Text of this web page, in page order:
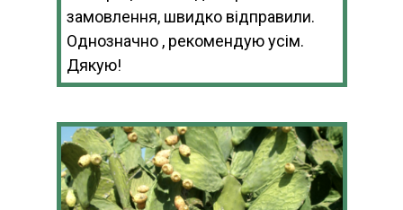
замовлення, швидко відправили.
Однозначно , рекомендую усім.
Дякую!